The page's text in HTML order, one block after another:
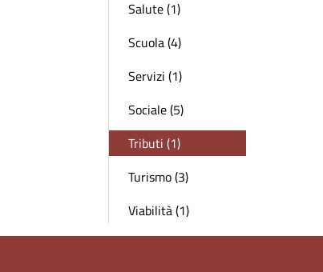
Salute (1)
Scuola (4)
Servizi (1)
Sociale (5)
Tributi (1)
Turismo (3)
Viabilità (1)